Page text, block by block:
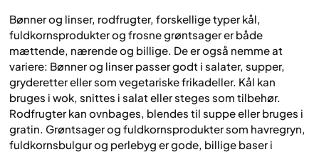
Bønner og linser, rodfrugter, forskellige typer kål,
fuldkornsprodukter og frosne grøntsager er både
mættende, nærende og billige. De er også nemme at
variere: Bønner og linser passer godt i salater, supper,
gryderetter eller som vegetariske frikadeller. Kål kan
bruges i wok, snittes i salat eller steges som tilbehør.
Rodfrugter kan ovnbages, blendes til suppe eller bruges i
gratin. Grøntsager og fuldkornsprodukter som havregryn,
fuldkornsbulgur og perlebyg er gode, billige baser i